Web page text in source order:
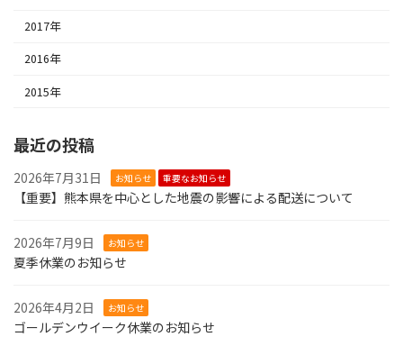
2017年
2016年
2015年
最近の投稿
2026年7月31日 お知らせ 重要なお知らせ
【重要】熊本県を中心とした地震の影響による配送について
2026年7月9日 お知らせ
夏季休業のお知らせ
2026年4月2日 お知らせ
ゴールデンウイーク休業のお知らせ